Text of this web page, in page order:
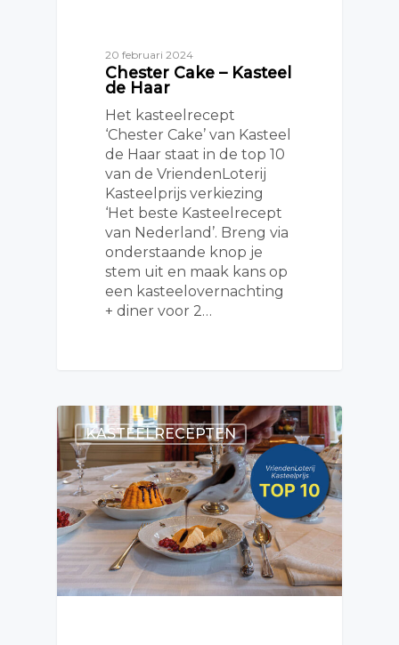
20 februari 2024
Chester Cake – Kasteel
de Haar
Het kasteelrecept
‘Chester Cake’ van Kasteel
de Haar staat in de top 10
van de VriendenLoterij
Kasteelprijs verkiezing
‘Het beste Kasteelrecept
van Nederland’. Breng via
onderstaande knop je
stem uit en maak kans op
een kasteelovernachting
+ diner voor 2…
KASTEELRECEPTEN